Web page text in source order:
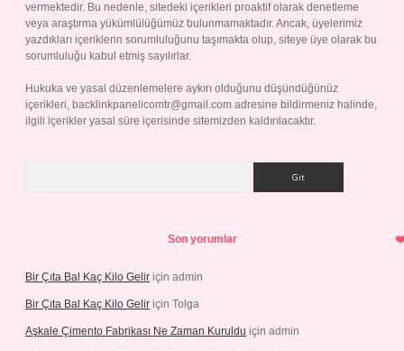
vermektedir. Bu nedenle, sitedeki içerikleri proaktif olarak denetleme
veya araştırma yükümlülüğümüz bulunmamaktadır. Ancak, üyelerimiz
yazdıkları içeriklerin sorumluluğunu taşımakta olup, siteye üye olarak bu
sorumluluğu kabul etmiş sayılırlar.
Hukuka ve yasal düzenlemelere aykırı olduğunu düşündüğünüz
içerikleri, backlinkpanelicomtr@gmail.com adresine bildirmeniz halinde,
ilgili içerikler yasal süre içerisinde sitemizden kaldırılacaktır.
Son yorumlar
Bir Çıta Bal Kaç Kilo Gelir için admin
Bir Çıta Bal Kaç Kilo Gelir için Tolga
Aşkale Çimento Fabrikası Ne Zaman Kuruldu için admin